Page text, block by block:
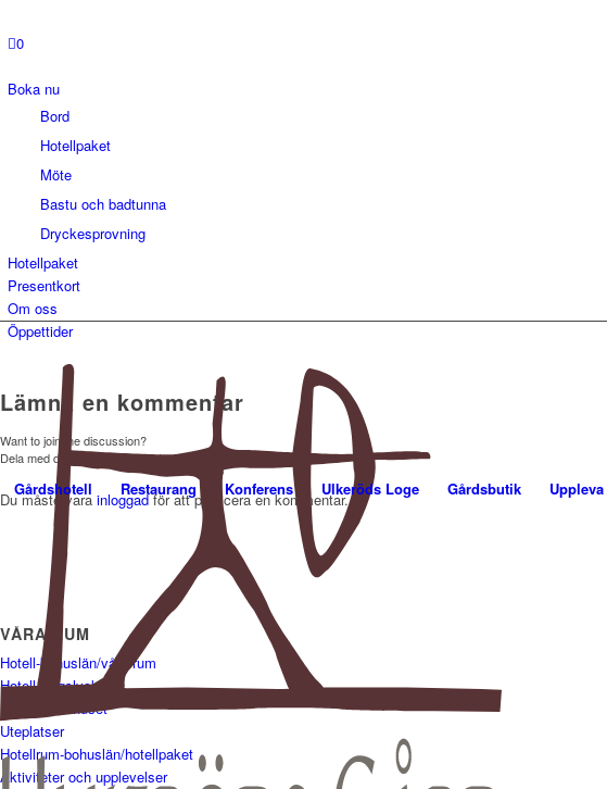
0
Boka nu
Bord
Hotellpaket
Möte
Bastu och badtunna
Dryckesprovning
Hotellpaket
Presentkort
Om oss
Öppettider
Gårdshotell Restaurang Konferens Ulkeröds Loge Gårdsbutik Uppleva
Lämna en kommentar
Want to join the discussion?
Dela med dig av dina synpunkter!
Du måste vara inloggadför att publicera en kommentar.
VÅRA RUM
Hotell-bohuslän/våra rum
Hotell Ängslyckan
Hotell Hönshuset
Uteplatser
Hotellrum-bohuslän/hotellpaket
Aktiviteter och upplevelser